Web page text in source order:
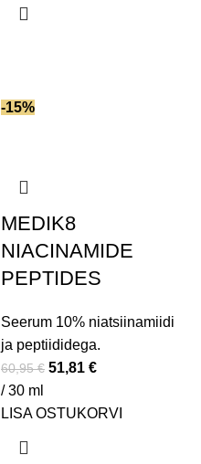
-15%
MEDIK8
NIACINAMIDE
PEPTIDES
Seerum 10% niatsiinamiidi
ja peptiididega.
60,95€ 51,81 €
/ 30 ml
LISA OSTUKORVI